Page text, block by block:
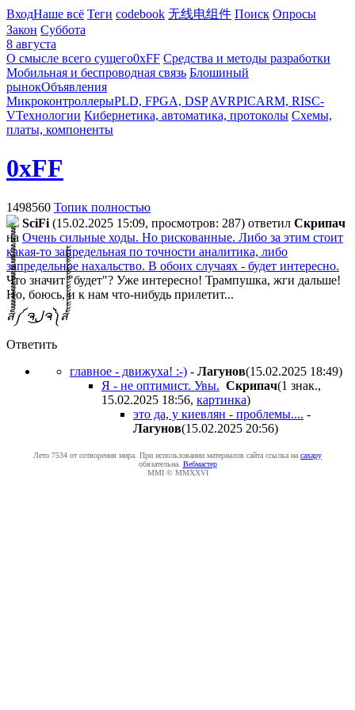
ВходНаше всё Теги codebook 无线电组件 Поиск Опросы
Закон Суббота
8 августа
О смысле всего сущего0xFF Средства и методы разработки
Мобильная и беспроводная связь Блошиный
рынокОбъявления
МикроконтроллерыPLD, FPGA, DSP AVRPICARM, RISC-
VТехнологии Кибернетика, автоматика, протоколы Схемы,
платы, компоненты
0xFF
1498560 Топик полностью
SciFi (15.02.2025 15:09, просмотров: 287) ответил Cкpипaч
на Очень сильные ходы. Но рискованные. Либо за этим стоит
какая-то запредельная по точности аналитика, либо
запредельное нахальство. В обоих случаях - будет интересно.
Что значит "будет"? Уже интересно! Трампушка, жги дальше!
Но, боюсь, и к нам что-нибудь прилетит...
ส็็็็็็็็็็็็็็็็็็็็็็็็็༼ ຈل͜ຈ༽ส้้้้้้้้้้้้้้้้้้้้้้้
Ответить
главное - движуха! :-) - Лaгyнoв(15.02.2025 18:49)
Я - не оптимист. Увы. Cкpипaч(1 знак.,
15.02.2025 18:56, картинка)
это да, у киевлян - проблемы.... -
Лaгyнoв(15.02.2025 20:56)
Лето 7534 от сотворения мира. При использовании материалов сайта ссылка на caxapу
обязательна. Вебмастер
MMI © MMXXVI